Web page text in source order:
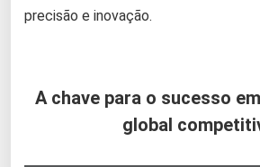
precisão e inovação.
A chave para o sucesso
global